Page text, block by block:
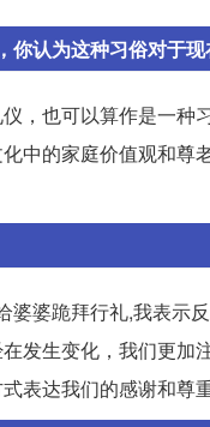
你认为这种习俗对于
，也可以算作是一
中的家庭价值观和
婆跪拜行礼,我表示
发生变化，我们更
表达我们的感谢和尊重